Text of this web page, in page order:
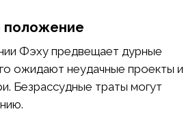
положение
Фэху предвещает дурные
ожидают неудачные проекты и
Безрассудные траты могут